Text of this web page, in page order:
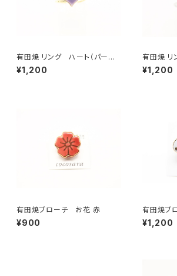
有田焼 リング ハート（パープ
ル）
¥1,200
有田焼 リ
ー）
¥1,200
有田焼ブローチ お花 赤
¥900
有田焼ブ
¥1,200